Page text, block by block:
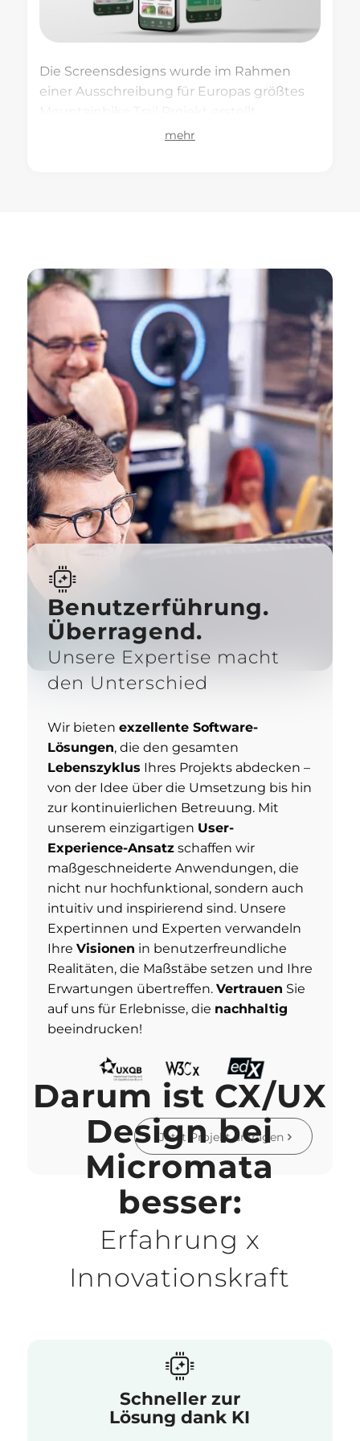
Die Screensdesigns wurde im Rahmen
einer Ausschreibung für Europas größtes
mehr
Benutzerführung.
Überragend.
Unsere Expertise macht
den Unterschied
Wir bieten exzellente Software-
Lösungen, die den gesamten
Lebenszyklus Ihres Projekts abdecken –
von der Idee über die Umsetzung bis hin
zur kontinuierlichen Betreuung. Mit
unserem einzigartigen User-
Experience-Ansatzschaffen wir
maßgeschneiderte Anwendungen, die
nicht nur hochfunktional, sondern auch
intuitiv und inspirierend sind. Unsere
Expertinnen und Experten verwandeln
Ihre Visionen in benutzerfreundliche
Realitäten, die Maßstäbe setzen und Ihre
Erwartungen übertreffen. Vertrauen Sie
auf uns für Erlebnisse, die nachhaltig
beeindrucken!
Jetzt Projekt anfragen
Darum ist CX/UX
Design bei
Micromata
besser:
Erfahrung x
Innovationskraft
Schneller zur
Lösung dank KI